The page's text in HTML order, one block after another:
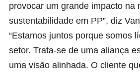
provocar um grande impacto na
sustentabilidade em PP”, diz
“Estamos juntos porque somos
setor. Trata-se de uma aliança
uma visão alinhada. O cliente